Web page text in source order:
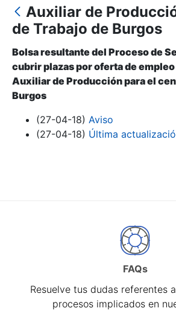
Mostrar/Ocultar
Mostrar/Ocultar
Auxiliar de
de Trabajo de Burgos
Bolsa resultante del Proceso de
cubrir plazas por oferta de
Auxiliar de Producción para el
Burgos
(27-04-18) Aviso
(27-04-18) Última
FAQs
Resuelve tus dudas referentes
procesos implicados en